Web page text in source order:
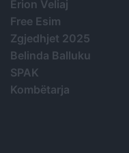
Erion Veliaj
Free Esim
Zgjedhjet 2025
Belinda Balluku
SPAK
Kombëtarja